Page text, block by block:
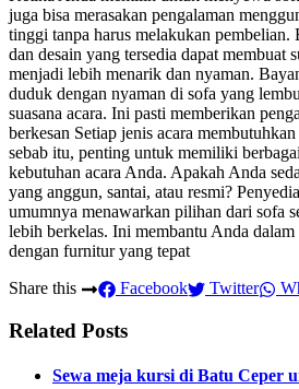
juga bisa merasakan pengalaman
tinggi tanpa harus melakukan pembelian.
dan desain yang tersedia dapat membuat
menjadi lebih menarik dan nyaman.
duduk dengan nyaman di sofa yang
suasana acara. Ini pasti memberikan
berkesan Setiap jenis acara
sebab itu, penting untuk memiliki
kebutuhan acara Anda. Apakah Anda
yang anggun, santai, atau resmi?
umumnya menawarkan pilihan dari sofa
lebih berkelas. Ini membantu Anda dalam
dengan furnitur yang tepat
Share this
Facebook Twitter
Related Posts
Sewa meja kursi di Batu Ceper